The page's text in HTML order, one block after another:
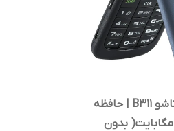
گوشی سامسونگ تاشو B۳۱۱ | حافظه
۶۴ مگابایت رم ۳۲ مگابایت( بدون